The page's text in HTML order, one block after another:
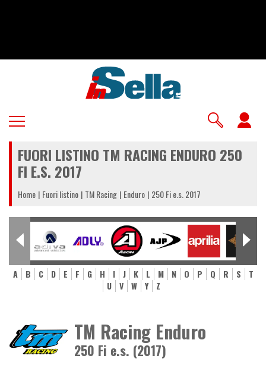
FUORI LISTINO TM RACING ENDURO 250
FI E.S. 2017
Home Fuori listino TM Racing Enduro 250 Fi e.s. 2017
A B C D E F G H I J K L M N O P Q R S
T
U
V W Y Z
TM Racing Enduro
250 Fi e.s. (2017)